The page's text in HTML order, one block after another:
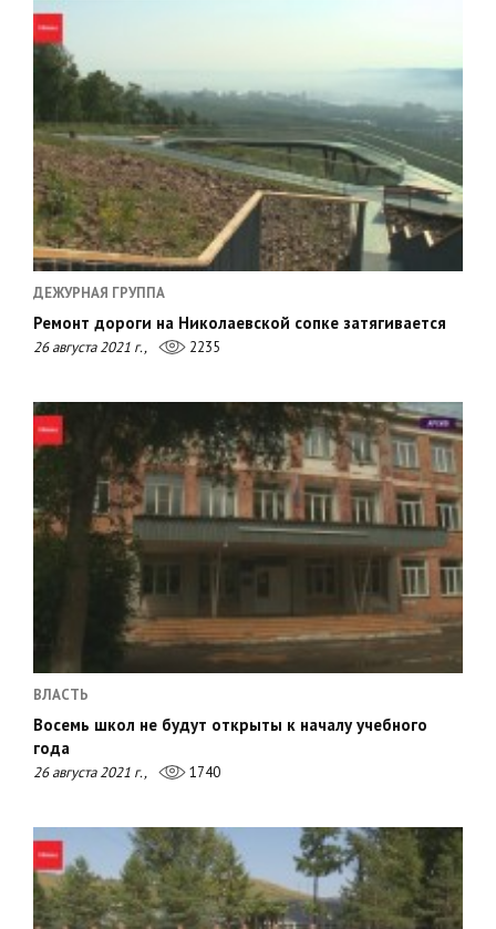
ДЕЖУРНАЯ ГРУППА
Ремонт дороги на Николаевской сопке затягивается
26 августа 2021 г., 2235
ВЛАСТЬ
Восемь школ не будут открыты к началу учебного
года
26 августа 2021 г., 1740